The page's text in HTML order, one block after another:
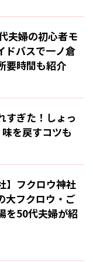
夫婦の初心者モ
ドバスで一ノ倉
要時間も紹介
すぎた！しょっ
を戻すコツも
】フクロウ神社
大フクロウ・ご
を50代夫婦が紹